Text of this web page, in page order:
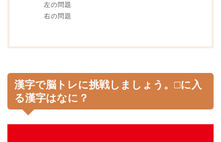
左の問題
右の問題
漢字で脳トレに挑戦しましょう。□に入
る漢字はなに？